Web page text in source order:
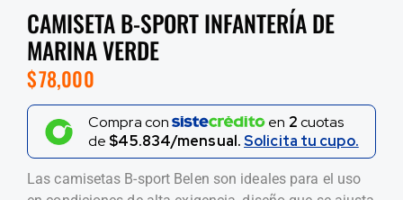
CAMISETA B-SPORT INFANTERÍA DE
MARINA VERDE
$78,000
Compra con en 2cuotas
de $45.834/mensual.Solicita tu cupo.
Las camisetas B-sport Belen son ideales para el uso